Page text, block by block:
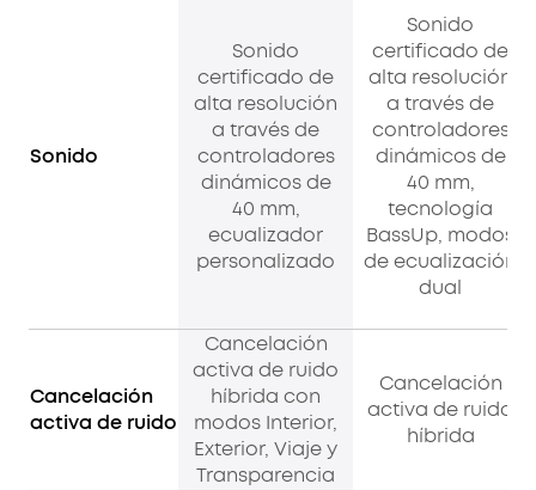
Sonido
Sonido
certificado de
alta resolución
a través de
controladores
dinámicos de
40 mm,
ecualizador
personalizado
Sonido
certificado de
alta resolución
a través de
controladores
dinámicos de
40 mm,
tecnología
BassUp, modos
de ecualización
dual
Cancelación
activa de ruido
Cancelación
activa de ruido
híbrida con
modos Interior,
Exterior, Viaje y
Transparencia
Cancelación
activa de ruido
híbrida